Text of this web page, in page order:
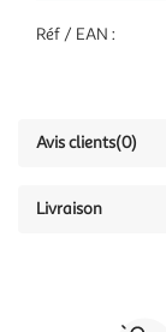
Réf / EAN :
Avis clients(0)
Livraison